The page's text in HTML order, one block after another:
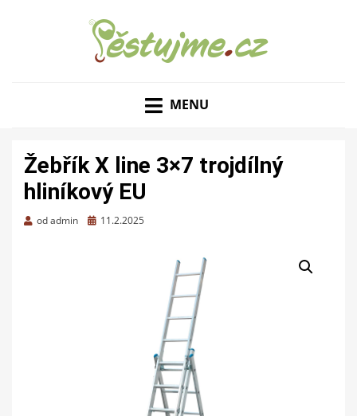
MENU
Žebřík X line 3×7 trojdílný
hliníkový EU
odadmin
Zveřejněno
11.2.2025